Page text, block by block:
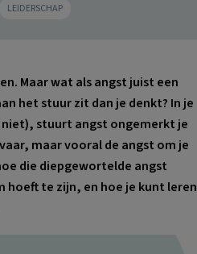
LEIDERSCHAP
Maar wat als angst juist een
het stuur zit dan je denkt? In je
stuurt angst ongemerkt je
maar vooral de angst om je
die diepgewortelde angst
hoeft te zijn, en hoe je kunt leren